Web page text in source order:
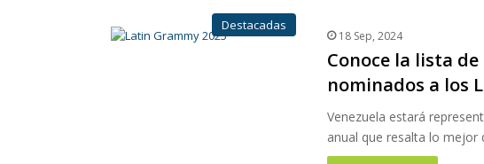
Destacadas
18 Sep, 2024
Conoce la lista
nominados a los
Venezuela estará
anual que resalta lo mejor